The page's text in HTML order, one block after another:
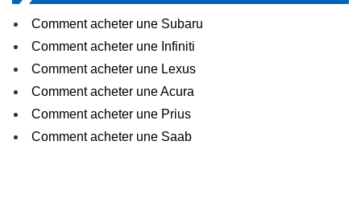
Comment acheter une Subaru
Comment acheter une Infiniti
Comment acheter une Lexus
Comment acheter une Acura
Comment acheter une Prius
Comment acheter une Saab